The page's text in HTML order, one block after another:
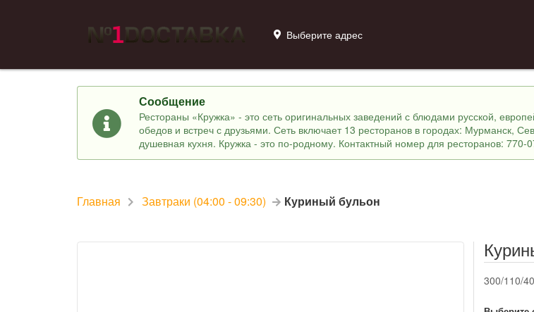
Выберите адрес
Сообщение
Рестораны «Кружка» - это сеть оригинальных заведений с блюдами русской,
обедов и встреч с друзьями. Сеть включает 13 ресторанов в городах: Мурманск,
душевная кухня. Кружка - это по-родному. Контактный номер для ресторанов: 770-
Главная Завтраки (04:00 - 09:30) Куриный бульон
300/110/